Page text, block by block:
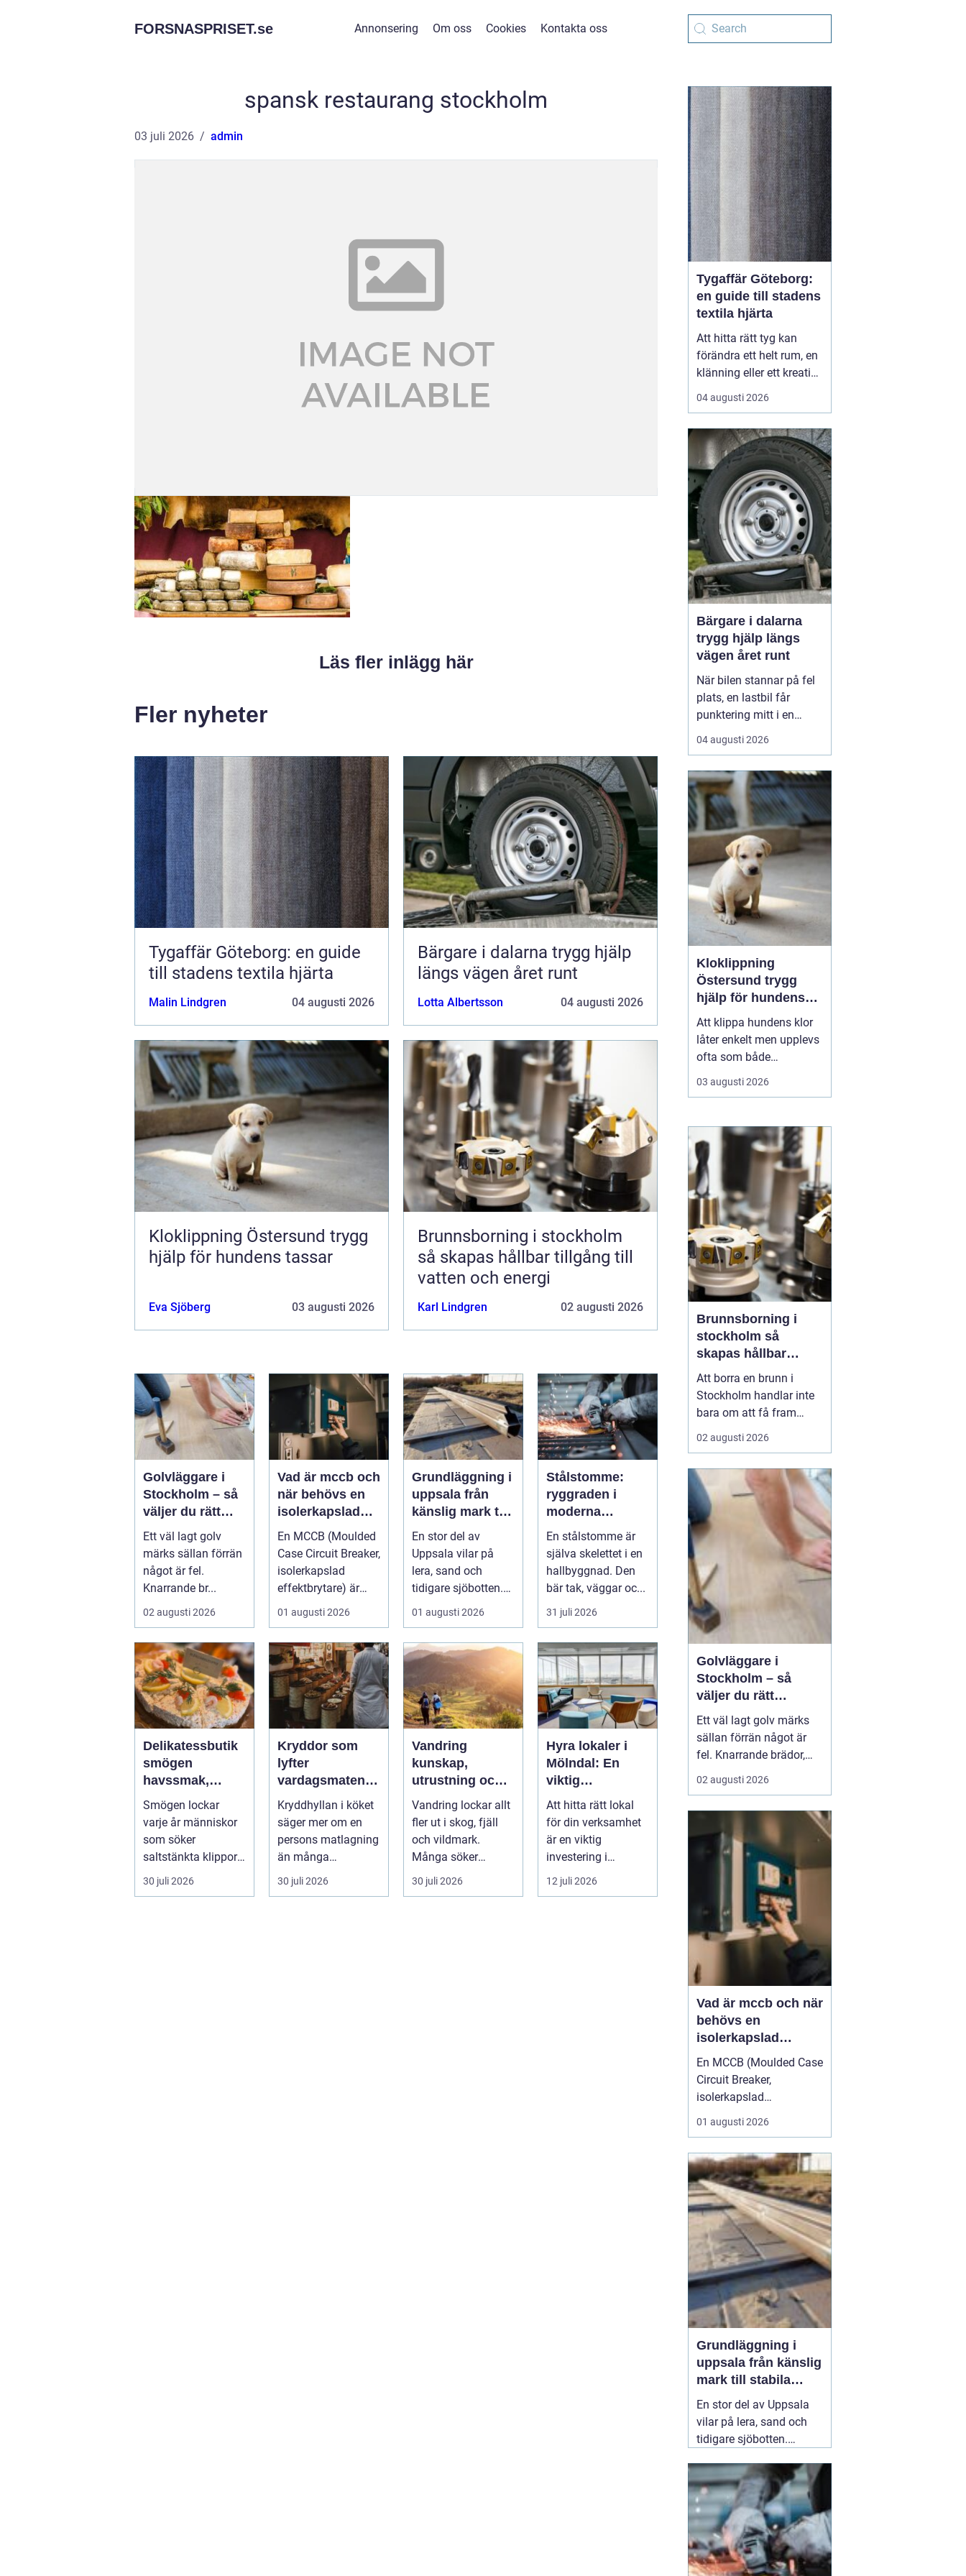
FORSNASPRISET.se Annonsering Om oss Cookies Kontakta oss
spansk restaurang stockholm
03 juli 2026 admin
Läs fler inlägg här
Fler nyheter
Tygaffär Göteborg: en guide
till stadens textila hjärta
Malin Lindgren 04 augusti 2026
Bärgare i dalarna trygg hjälp
längs vägen året runt
Lotta Albertsson 04 augusti 2026
Kloklippning Östersund trygg
hjälp för hundens tassar
Eva Sjöberg 03 augusti 2026
Brunnsborning i stockholm
så skapas hållbar tillgång till
vatten och energi
Karl Lindgren 02 augusti 2026
Golvläggare i
Stockholm – så
väljer du rätt
hantverkare för
hållbara golv
Ett väl lagt golv
märks sällan förrän
något är fel.
Knarrande br...
02 augusti 2026
Vad är mccb och
när behövs en
isolerkapslad
effektbrytare?
En MCCB (Moulded
Case Circuit Breaker,
isolerkapslad
effektbrytare) är
hjärtat i många
moderna elför...
01 augusti 2026
Grundläggning i
uppsala från
känslig mark till
stabila
konstruktioner
En stor del av
Uppsala vilar på
lera, sand och
tidigare sjöbotten.
Marken upplevs
kanske som stabil
...
01 augusti 2026
Stålstomme:
ryggraden i
moderna
hallbyggnader
En stålstomme är
själva skelettet i en
hallbyggnad. Den
bär tak, väggar oc...
31 juli 2026
Delikatessbutik
smögen
havssmak,
småskalighet
och personligt
urval
Smögen lockar
varje år människor
som söker
saltstänkta klippor,
dagsfärska skaldjur
och genuina smak...
30 juli 2026
Kryddor som
lyfter
vardagsmaten
till något extra
Kryddhyllan i köket
säger mer om en
persons matlagning
än många
receptböcker. Med
några nypor rätt s...
30 juli 2026
Vandring
kunskap,
utrustning och
trygghet på
leden
Vandring lockar allt
fler ut i skog, fjäll
och vildmark.
Många söker
stillhet, enkel...
30 juli 2026
Hyra lokaler i
Mölndal: En
viktig
investering i
framtiden
Att hitta rätt lokal
för din verksamhet
är en viktig
investering i
framtiden, oavsett...
12 juli 2026
Tygaffär Göteborg:
en guide till stadens
textila hjärta
Att hitta rätt tyg kan
förändra ett helt rum, en
klänning eller ett kreativt
projekt. I en stad som
Göteborg, med starka
hantverk och design,
spelar tygaffärerna en
viktig roll. De samlar
kuns...
04 augusti 2026
Bärgare i dalarna
trygg hjälp längs
vägen året runt
När bilen stannar på fel
plats, en lastbil får
punktering mitt i en
uppförsbacke eller
husbilen vägrar starta
behovet av snabb och
trygg vägassistans akut.
En bärgare i Dalarna är
då mer än bara en
transport det handlar om
säkerh...
04 augusti 2026
Kloklippning
Östersund trygg
hjälp för hundens
tassar
Att klippa hundens klor
låter enkelt men upplevs
ofta som både
stressande och svårt.
Många hundägare i
uppgiften, av rädsla för
att klippa i pulpan eller
göra hunden illa.
Samtidigt påverkar för
långa klor hundens
kropp, rörels...
03 augusti 2026
Brunnsborning i
stockholm så
skapas hållbar
tillgång till vatten
och energi
Att borra en brunn i
Stockholm handlar inte
bara om att få fram
vatten eller värme. Det är
också ett långsiktigt
ekonomi, komfort och
miljö under många år. I
en växande
storstadsregion med
begränsad yta,
varierande berggrund
och h...
02 augusti 2026
Golvläggare i
Stockholm – så
väljer du rätt
hantverkare för
hållbara golv
Ett väl lagt golv märks
sällan förrän något är
fel. Knarrande brädor,
ojämna skarvar eller
spruckna fogar
ett slarvigt utfört arbete.
Därför blir valet av
golvl&a...
02 augusti 2026
Vad är mccb och när
behövs en
isolerkapslad
effektbrytare?
En MCCB (Moulded Case
Circuit Breaker,
isolerkapslad
effektbrytare) är hjärtat i
många moderna
skyddar kablar,
komponenter och
människor mot överlast
och kortslutning, och
används i allt från
mindre industrimaskiner
till stora fas...
01 augusti 2026
Grundläggning i
uppsala från känslig
mark till stabila
konstruktioner
En stor del av Uppsala
vilar på lera, sand och
tidigare sjöbotten.
som stabil på ytan, men
under ytan kan den vara
både mjuk och rörlig. För
den som planerar att
bygga hus, garage,
industrilokal eller mur